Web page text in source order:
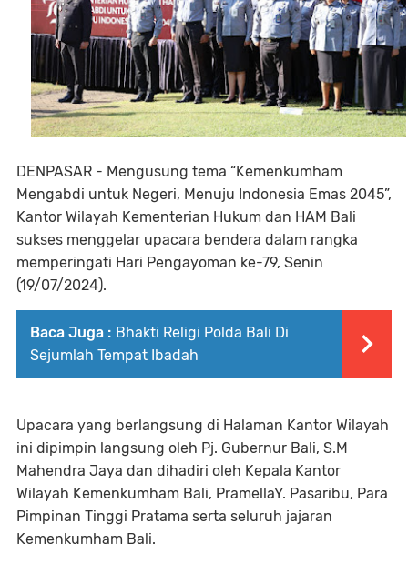
DENPASAR - Mengusung tema “Kemenkumham
Mengabdi untuk Negeri, Menuju Indonesia Emas 2045”,
Kantor Wilayah Kementerian Hukum dan HAM Bali
sukses menggelar upacara bendera dalam rangka
memperingati Hari Pengayoman ke-79, Senin
(19/07/2024).
Baca Juga : Bhakti Religi Polda Bali Di
Sejumlah Tempat Ibadah
Upacara yang berlangsung di Halaman Kantor Wilayah
ini dipimpin langsung oleh Pj. Gubernur Bali, S.M
Mahendra Jaya dan dihadiri oleh Kepala Kantor
Wilayah Kemenkumham Bali, PramellaY. Pasaribu, Para
Pimpinan Tinggi Pratama serta seluruh jajaran
Kemenkumham Bali.